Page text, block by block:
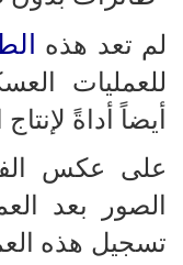
لم تعد هذه
للعمليات
أيضاً أداةً
على عكس
الصور بعد
تسجيل هذه